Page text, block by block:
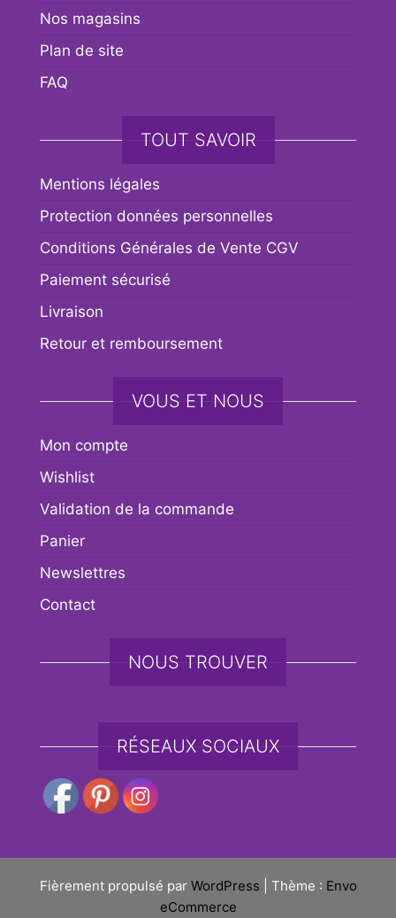
Nos magasins
Plan de site
FAQ
TOUT SAVOIR
Mentions légales
Protection données personnelles
Conditions Générales de Vente CGV
Paiement sécurisé
Livraison
Retour et remboursement
VOUS ET NOUS
Mon compte
Wishlist
Validation de la commande
Panier
Newslettres
Contact
NOUS TROUVER
RÉSEAUX SOCIAUX
Fièrement propulsé par WordPress Thème : Envo
eCommerce